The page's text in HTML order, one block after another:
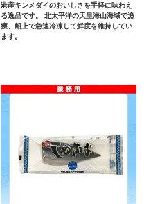
港産キンメダイのおいしさを手軽に味わえ
る逸品です。 北太平洋の天皇海山海域で漁
獲、船上で急速冷凍して鮮度を維持してい
ます。